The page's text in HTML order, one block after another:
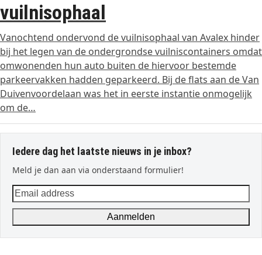
vuilnisophaal
Vanochtend ondervond de vuilnisophaal van Avalex hinder
bij het legen van de ondergrondse vuilniscontainers omdat
omwonenden hun auto buiten de hiervoor bestemde
parkeervakken hadden geparkeerd. Bij de flats aan de Van
Duivenvoordelaan was het in eerste instantie onmogelijk
om de…
Iedere dag het laatste nieuws in je inbox?
Meld je dan aan via onderstaand formulier!
Email
address
Aanmelden